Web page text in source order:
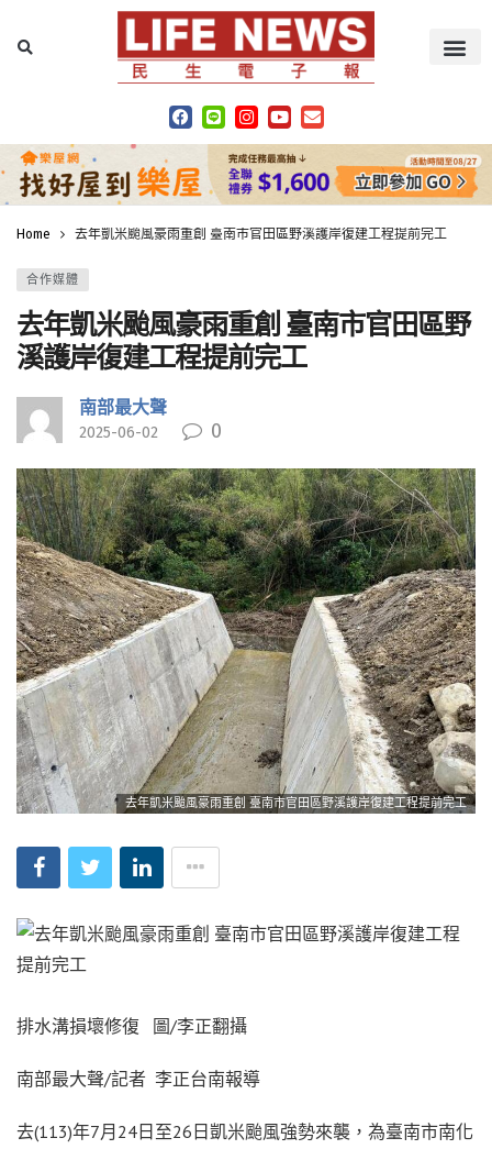
Home 去年凱米颱風豪雨重創 臺南市官田區野溪護岸復建工程提前完工
合作媒體
去年凱米颱風豪雨重創 臺南市官田區野
溪護岸復建工程提前完工
南部最大聲
2025-06-02 0
去年凱米颱風豪雨重創 臺南市官田區野溪護岸復建工程提前完工
排水溝損壞修復 圖/李正翻攝
南部最大聲/記者 李正台南報導
去(113)年7月24日至26日凱米颱風強勢來襲，為臺南市南化